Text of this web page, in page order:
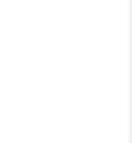
ANHALT UND